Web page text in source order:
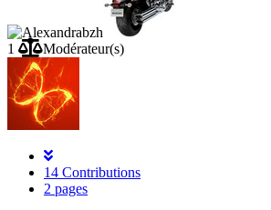
1 Modérateur(s)
14 Contributions
2 pages